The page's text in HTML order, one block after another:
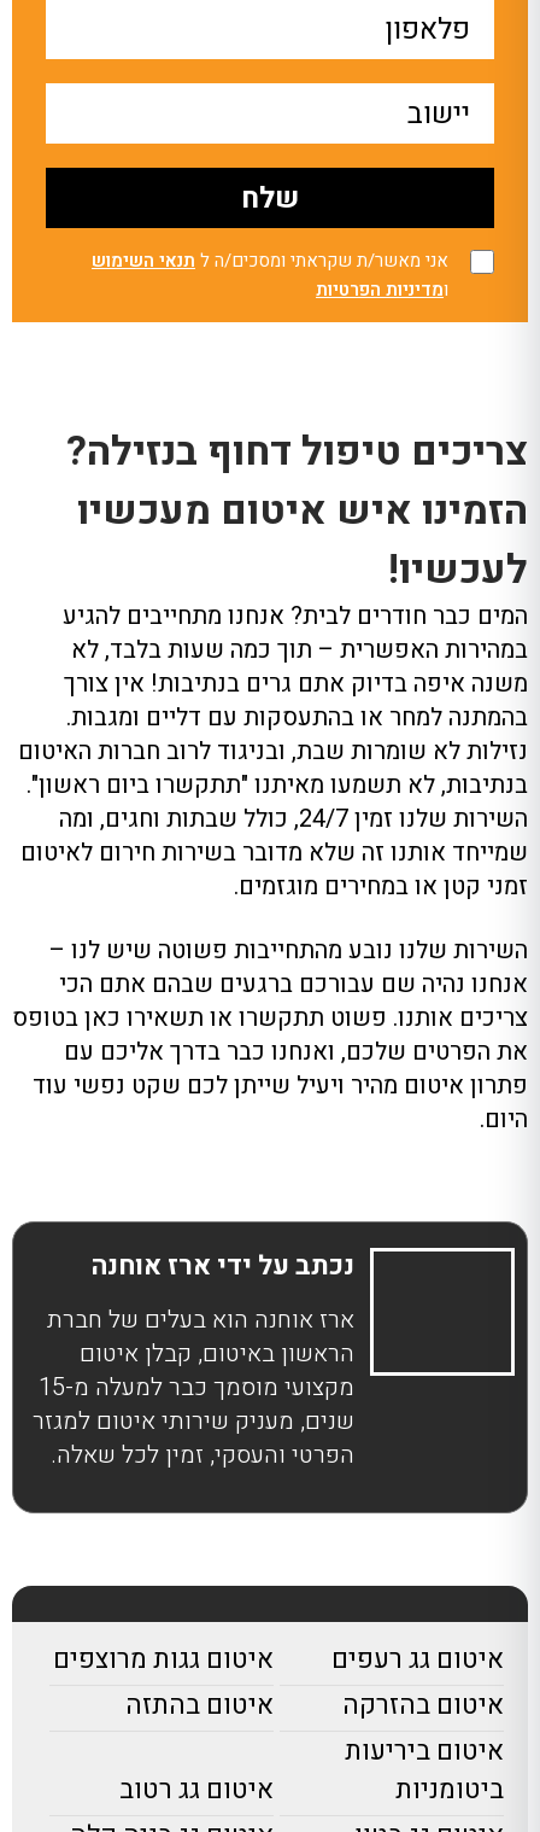
אני מאשר/ת שקראתי ומסכים/ה ל תנאי השימוש
ומדיניות הפרטיות
צריכים טיפול דחוף בנזילה?
הזמינו איש איטום מעכשיו
לעכשיו!
המים כבר חודרים לבית? אנחנו מתחייבים להגיע
במהירות האפשרית – תוך כמה שעות בלבד, לא
משנה איפה בדיוק אתם גרים בנתיבות! אין צורך
בהמתנה למחר או בהתעסקות עם דליים ומגבות.
נזילות לא שומרות שבת, ובניגוד לרוב חברות האיטום
בנתיבות, לא תשמעו מאיתנו "תתקשרו ביום ראשון".
השירות שלנו זמין 24/7, כולל שבתות וחגים, ומה
שמייחד אותנו זה שלא מדובר בשירות חירום לאיטום
זמני קטן או במחירים מוגזמים.
השירות שלנו נובע מהתחייבות פשוטה שיש לנו –
אנחנו נהיה שם עבורכם ברגעים שבהם אתם הכי
צריכים אותנו. פשוט תתקשרו או תשאירו כאן בטופס
את הפרטים שלכם, ואנחנו כבר בדרך אליכם עם
פתרון איטום מהיר ויעיל שייתן לכם שקט נפשי עוד
היום.
נכתב על ידי ארז אוחנה
ארז אוחנה הוא בעלים של חברת
הראשון באיטום, קבלן איטום
מקצועי מוסמך כבר למעלה מ-15
שנים, מעניק שירותי איטום למגזר
הפרטי והעסקי, זמין לכל שאלה.
איטום גג רעפים
איטום גגות מרוצפים
איטום בהזרקה
איטום בהתזה
איטום ביריעות
ביטומניות
איטום גג רטוב